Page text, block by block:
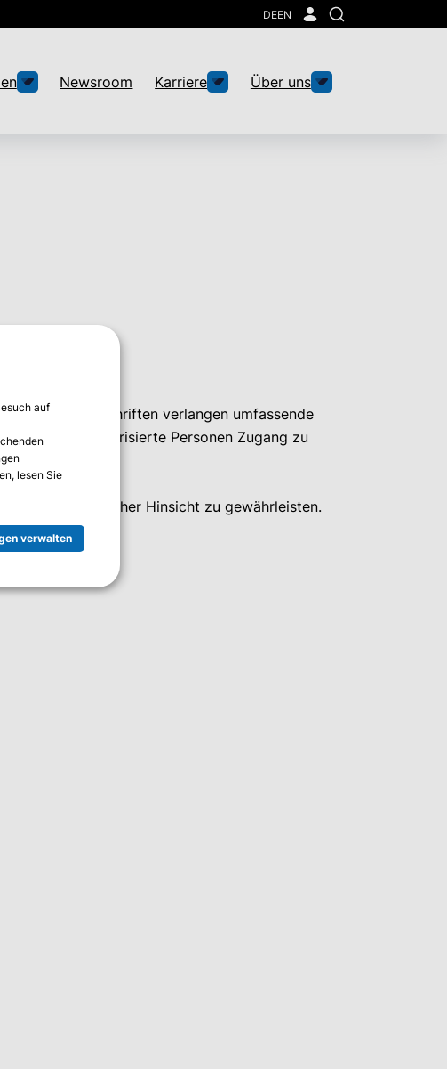
DEEN
Suche
Newsroom Karriere Über uns
Diese Vorschriften verlangen umfassende
dass nur autorisierte Personen Zugang zu
in jeglicher Hinsicht zu gewährleisten.
auf
lesen Sie
verwalten